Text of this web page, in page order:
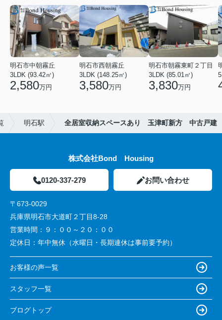
明石市中朝霧丘
3LDK (93.42㎡)
2,580万円
明石市西朝霧丘
3LDK (148.25㎡)
3,580万円
明石市朝霧東町２丁目
3LDK (85.01㎡)
3,830万円
明石駅 全居室収納スペースあり 玉津町新方 中古戸建
株式会社Bond Housing
0120-337-279 お問い合わせ
〒673-0029
兵庫県明石市大道町２丁目8-28
営業時間： ９：００～２０：００
定休日： 年中無休（水曜日・長期連休は事前要予約）
お客様の声一覧
スタッフ一覧
ブログトップ